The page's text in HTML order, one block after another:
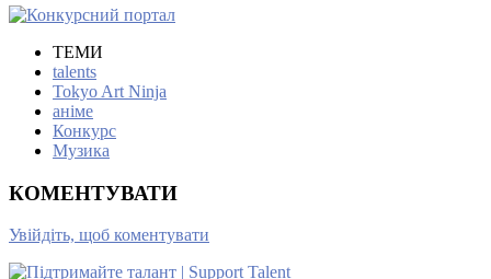
ТЕМИ
talents
Tokyo Art Ninja
аніме
Конкурс
Музика
КОМЕНТУВАТИ
Увійдіть, щоб коментувати